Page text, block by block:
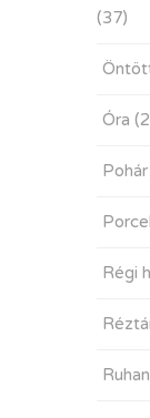
(37)
Óra
Régi